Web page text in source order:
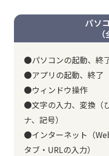
パソ
●パソコンの起動、終
●アプリの起動、終了
●ウィンドウ操作
●文字の入力、変換（
ナ、記号）
●インターネット（
タブ・URLの入力）